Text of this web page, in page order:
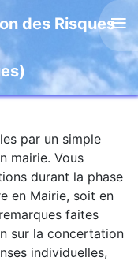
Risques
par un simple
mairie. Vous
durant la phase
en Mairie, soit en
faites
sur la concertation
individuelles,
des Risques≡